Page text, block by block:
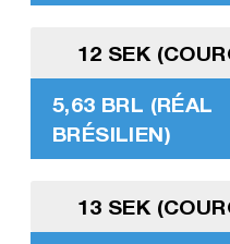
12 SEK
5,63 BRL (RÉAL
BRÉSILIEN)
13 SEK